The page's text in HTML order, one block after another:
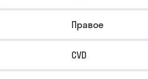
Правое
CVD